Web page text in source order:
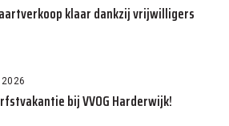
klaar dankzij vrijwilligers
2026
bij VVOG Harderwijk!